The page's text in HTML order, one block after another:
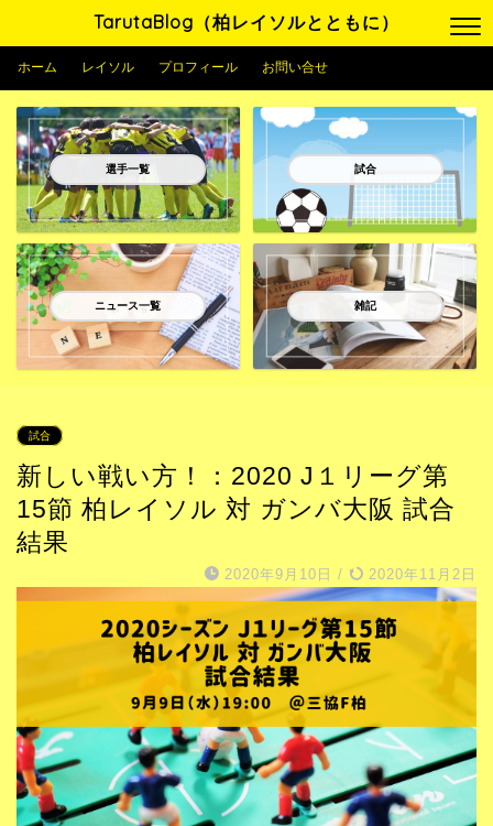
TarutaBlog（柏レイソルとともに）
ホーム レイソル プロフィール お問い合せ
選手一覧 試合
ニュース一覧 雑記
試合
新しい戦い方！：2020 J１リーグ第
15節 柏レイソル 対 ガンバ大阪 試合
結果
2020年9月10日 / 2020年11月2日